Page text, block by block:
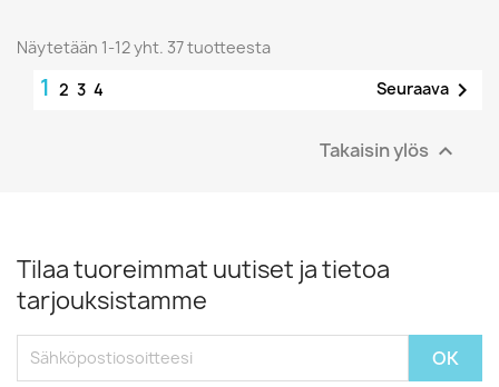
Näytetään 1-12 yht. 37 tuotteesta
1 2 3 4 Seuraava 
Takaisin ylös 
Tilaa tuoreimmat uutiset ja tietoa
tarjouksistamme